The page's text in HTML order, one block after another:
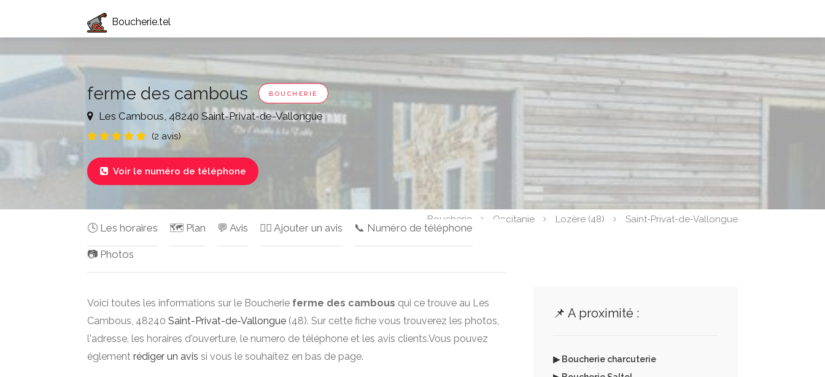
Boucherie.tel
ferme des cambous BOUCHERIE
Les Cambous, 48240 Saint-Privat-de-Vallongue
(2 avis)
 Voir le numéro de téléphone
Boucherie Occitanie Lozère (48) Saint-Privat-de-Vallongue
🕓 Les horaires 🗺️ Plan 💬 Avis ✍🏻 Ajouter un avis 📞 Numéro de téléphone
📷 Photos
Voici toutes les informations sur le Boucherie ferme des cambous qui ce trouve au Les
Cambous, 48240 Saint-Privat-de-Vallongue (48). Sur cette fiche vous trouverez les photos,
l'adresse, les horaires d'ouverture, le numero de téléphone et les avis clients.Vous pouvez
églement rédiger un avis si vous le souhaitez en bas de page.
📌 A proximité :
▶ Boucherie charcuterie